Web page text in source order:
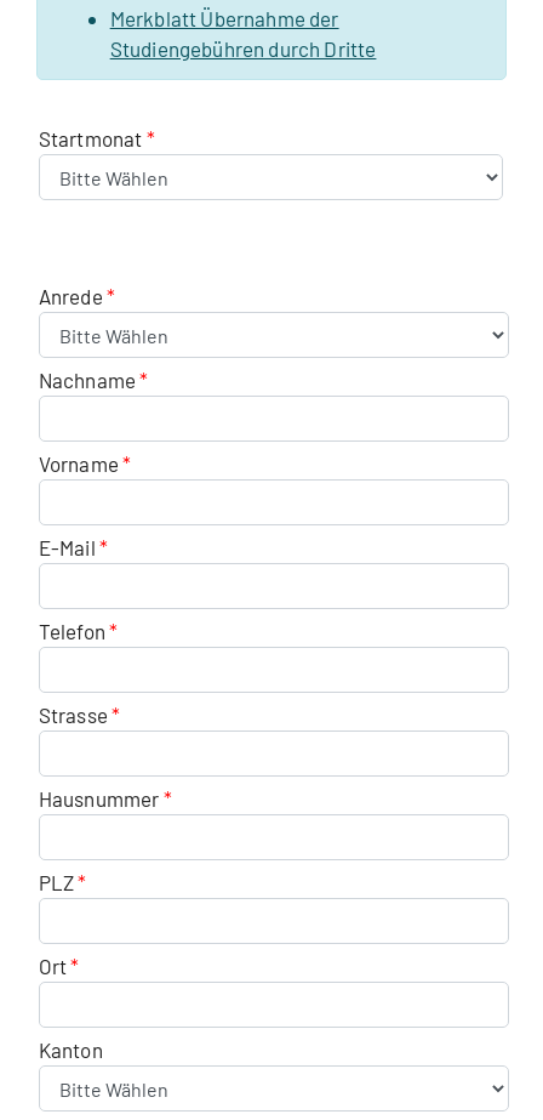
Merkblatt Übernahme der
Studiengebühren durch Dritte
Startmonat
Anrede
Nachname
Vorname
E-Mail
Telefon
Strasse
Hausnummer
PLZ
Ort
Kanton